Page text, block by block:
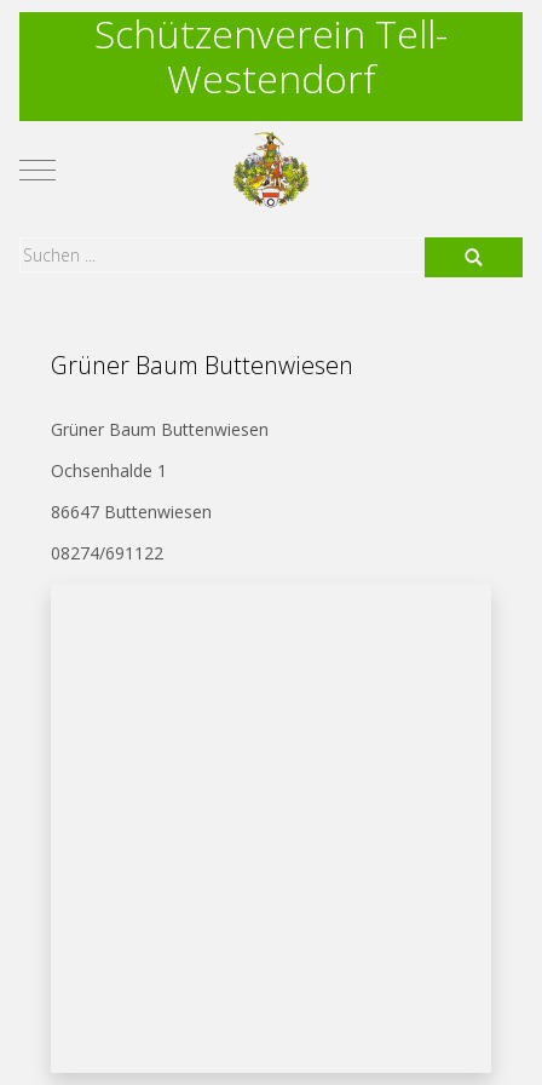
Schützenverein Tell-
Westendorf
Mobile Menu Toggle
Grüner Baum Buttenwiesen
Grüner Baum Buttenwiesen
Ochsenhalde 1
86647 Buttenwiesen
08274/691122